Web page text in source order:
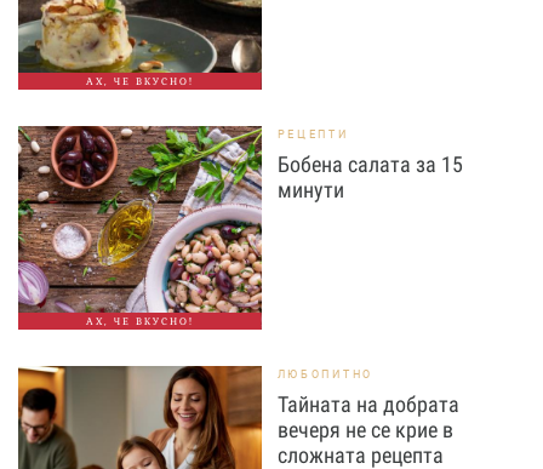
АХ, ЧЕ ВКУСНО!
АХ, ЧЕ ВКУСНО!
РЕЦЕПТИ
Бобена салата за 15
минути
ЛЮБОПИТНО
Тайната на добрата
вечеря не се крие в
сложната рецепта